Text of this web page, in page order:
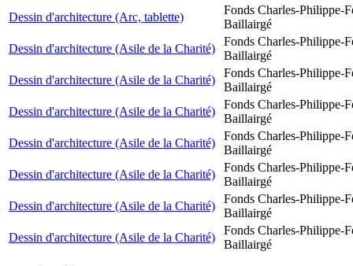
Dessin d'architecture (Arc, tablette)
Fonds Charles-Philippe-
Baillairgé
Dessin d'architecture (Asile de la Charité)
Fonds Charles-Philippe-
Baillairgé
Dessin d'architecture (Asile de la Charité)
Fonds Charles-Philippe-
Baillairgé
Dessin d'architecture (Asile de la Charité)
Fonds Charles-Philippe-
Baillairgé
Dessin d'architecture (Asile de la Charité)
Fonds Charles-Philippe-
Baillairgé
Dessin d'architecture (Asile de la Charité)
Fonds Charles-Philippe-
Baillairgé
Dessin d'architecture (Asile de la Charité)
Fonds Charles-Philippe-
Baillairgé
Dessin d'architecture (Asile de la Charité)
Fonds Charles-Philippe-
Baillairgé